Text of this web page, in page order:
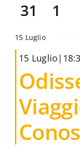
Contatti
eventi
0
31
0
1
15 Luglio
15